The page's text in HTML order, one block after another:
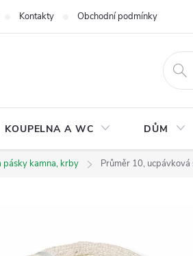
Kontakty Obchodní podmínky
KOUPELNA A WC DŮM
pásky kamna, krby Průměr 10,